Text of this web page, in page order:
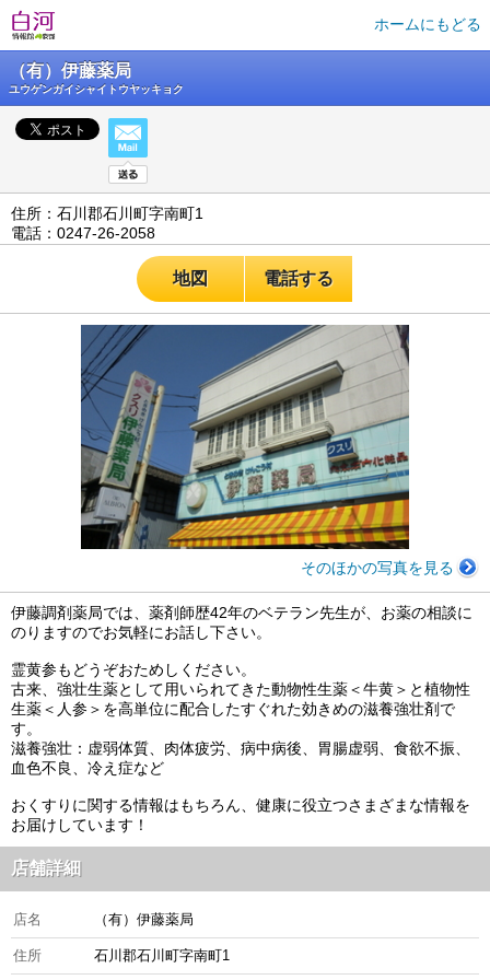
ホームにもどる
（有）伊藤薬局
ユウゲンガイシャイトウヤッキョク
住所：石川郡石川町字南町1
電話：0247-26-2058
地図 電話する
そのほかの写真を見る
伊藤調剤薬局では、薬剤師歴42年のベテラン先生が、お薬の相談に
のりますのでお気軽にお話し下さい。
霊黄参もどうぞおためしください。
古来、強壮生薬として用いられてきた動物性生薬＜牛黄＞と植物性
生薬＜人参＞を高単位に配合したすぐれた効きめの滋養強壮剤で
す。
滋養強壮：虚弱体質、肉体疲労、病中病後、胃腸虚弱、食欲不振、
血色不良、冷え症など
おくすりに関する情報はもちろん、健康に役立つさまざまな情報を
お届けしています！
店舗詳細
店名 （有）伊藤薬局
住所 石川郡石川町字南町1